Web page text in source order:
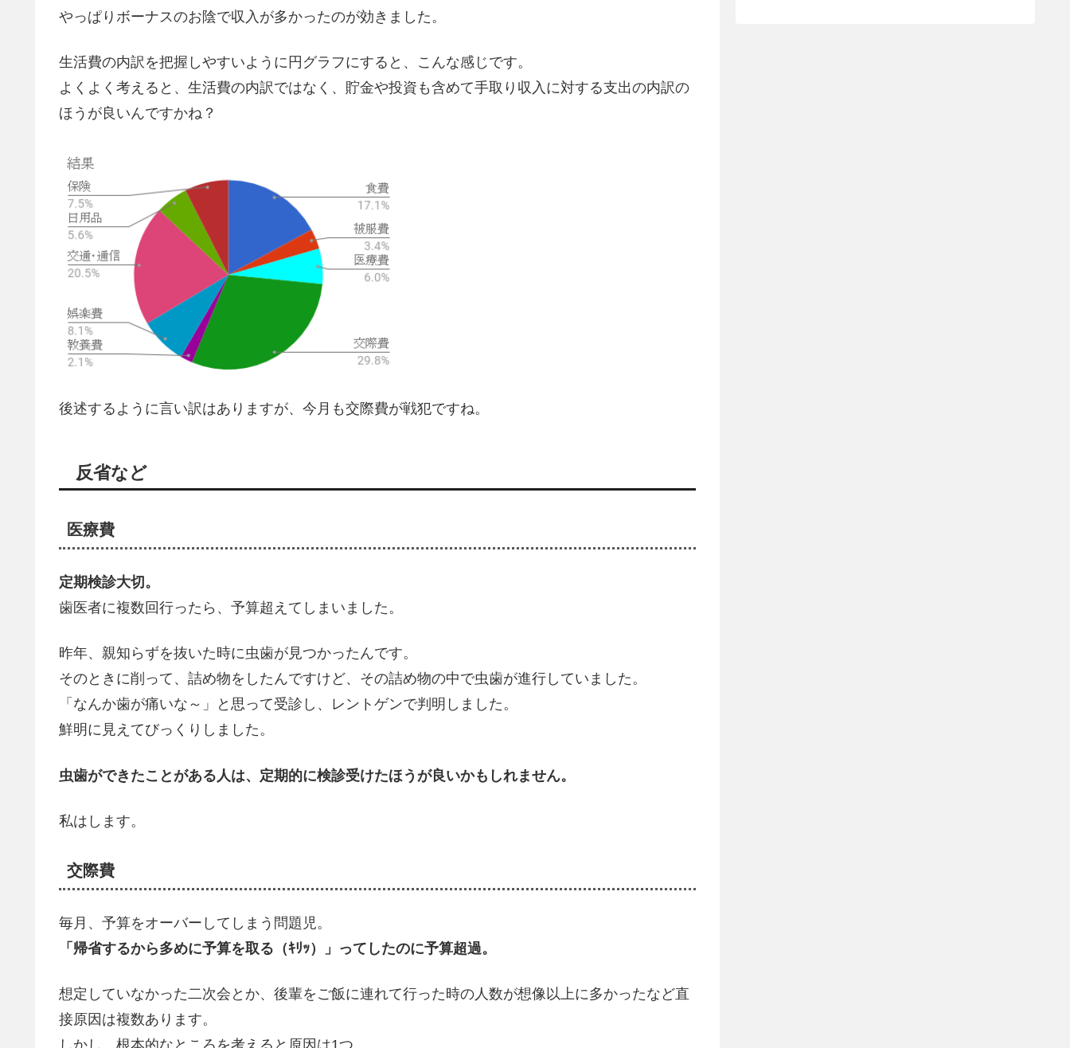
やっぱりボーナスのお陰で収入が多かったのが効きました。
生活費の内訳を把握しやすいように円グラフにすると、こんな感じです。
よくよく考えると、生活費の内訳ではなく、貯金や投資も含めて手取り収入に対する支出の内訳の
ほうが良いんですかね？
後述するように言い訳はありますが、今月も交際費が戦犯ですね。
反省など
医療費
定期検診大切。
歯医者に複数回行ったら、予算超えてしまいました。
昨年、親知らずを抜いた時に虫歯が見つかったんです。
そのときに削って、詰め物をしたんですけど、その詰め物の中で虫歯が進行していました。
「なんか歯が痛いな～」と思って受診し、レントゲンで判明しました。
鮮明に見えてびっくりしました。
虫歯ができたことがある人は、定期的に検診受けたほうが良いかもしれません。
私はします。
交際費
毎月、予算をオーバーしてしまう問題児。
「帰省するから多めに予算を取る（ｷﾘｯ）」ってしたのに予算超過。
想定していなかった二次会とか、後輩をご飯に連れて行った時の人数が想像以上に多かったなど直
接原因は複数あります。